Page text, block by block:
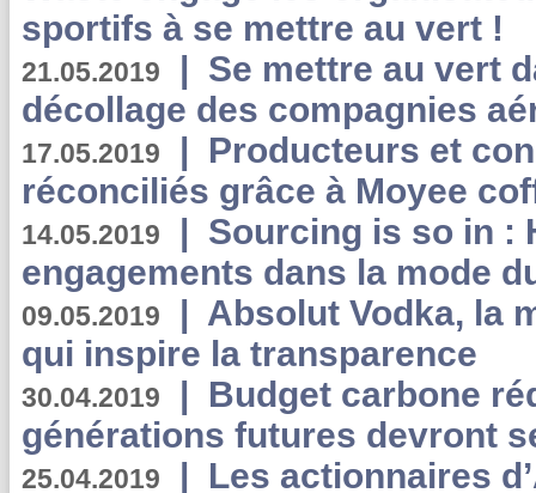
sportifs à se mettre au vert !
21.05.2019 | Se mettre au vert
décollage des compagnies
17.05.2019 | Producteurs et
réconciliés grâce à Moyee
14.05.2019 | Sourcing is so in :
engagements dans la mode
09.05.2019 | Absolut Vodka, la
qui inspire la transparence
30.04.2019 | Budget carbone
générations futures devront
25.04.2019 | Les actionnaires